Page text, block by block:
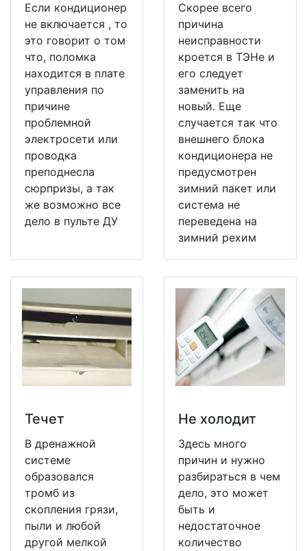
Если кондиционер
не включается , то
это говорит о том
что, поломка
находится в плате
управления по
причине
проблемной
электросети или
проводка
преподнесла
сюрпризы, а так
же возможно все
дело в пульте ДУ
Скорее всего
причина
неисправности
кроется в ТЭНе и
его следует
заменить на
новый. Еще
случается так что
внешнего блока
кондиционера не
предусмотрен
зимний пакет или
система не
переведена на
зимний рехим
Течет
В дренажной
системе
образовался
тромб из
скопления грязи,
пыли и любой
другой мелкой
Не холодит
Здесь много
причин и нужно
разбираться в чем
дело, это может
быть и
недостаточное
количество